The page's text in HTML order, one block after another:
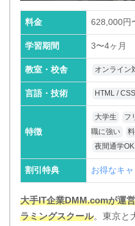
料金 628,000円
学習期間 3〜4ヶ月
教室・校舎 オンライン
言語・技術 HTML / CSS
特徴
大学生 フ
職に強い
夜間通学OK
割引特典 お得なキ
大手IT企業DMM.comが運
ラミングスクール。東京と